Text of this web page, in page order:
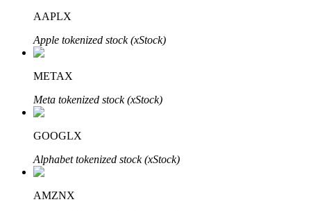
定投理财
享受活期理財及長期收益
AAPLX
Apple tokenized stock (xStock)
METAX
Meta tokenized stock (xStock)
GOOGLX
Alphabet tokenized stock (xStock)
AMZNX